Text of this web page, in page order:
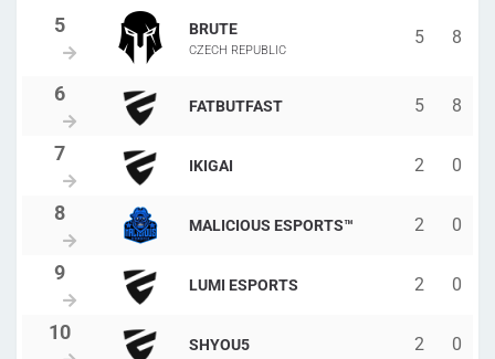
BRUTE
CZECH REPUBLIC
5 8
FATBUTFAST 5 8
IKIGAI 2 0
MALICIOUS ESPORTS™ 2 0
LUMI ESPORTS 2 0
SHYOU5 2 0